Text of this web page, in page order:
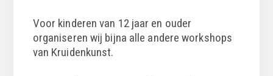
Voor kinderen van 12 jaar en ouder
organiseren wij bijna alle andere workshops
van Kruidenkunst.